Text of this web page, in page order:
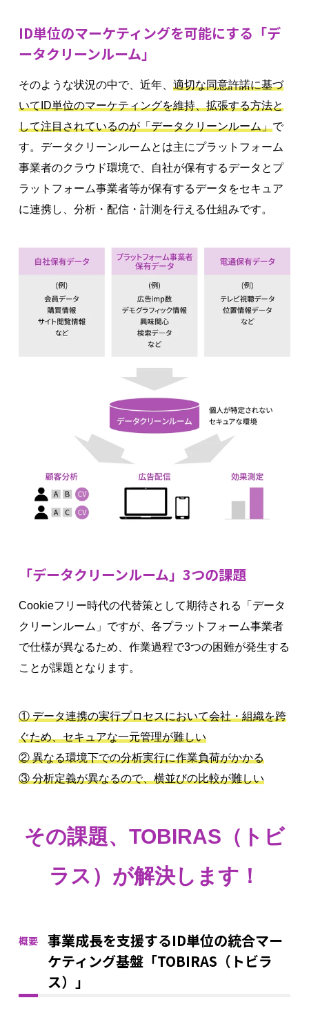
ID単位のマーケティングを可能にする「デ
ータクリーンルーム」
そのような状況の中で、近年、 適切な同意許諾に基づ
いてID単位のマーケティングを維持、拡張する方法と
して注目されているのが「データクリーンルーム」で
す。データクリーンルームとは主にプラットフォーム
事業者のクラウド環境で、自社が保有するデータとプ
ラットフォーム事業者等が保有するデータをセキュア
に連携し、分析・配信・計測を行える仕組みです。
「データクリーンルーム」3つの課題
Cookieフリー時代の代替策として期待される「データ
クリーンルーム」ですが、各プラットフォーム事業者
で仕様が異なるため、作業過程で3つの困難が発生する
ことが課題となります。
① データ連携の実行プロセスにおいて会社・組織を跨
ぐため、セキュアな一元管理が難しい
② 異なる環境下での分析実行に作業負荷がかかる
③ 分析定義が異なるので、横並びの比較が難しい
その課題、TOBIRAS（トビ
ラス）が解決します！
概要
事業成長を支援するID単位の統合マー
ケティング基盤「TOBIRAS（トビラ
ス）」